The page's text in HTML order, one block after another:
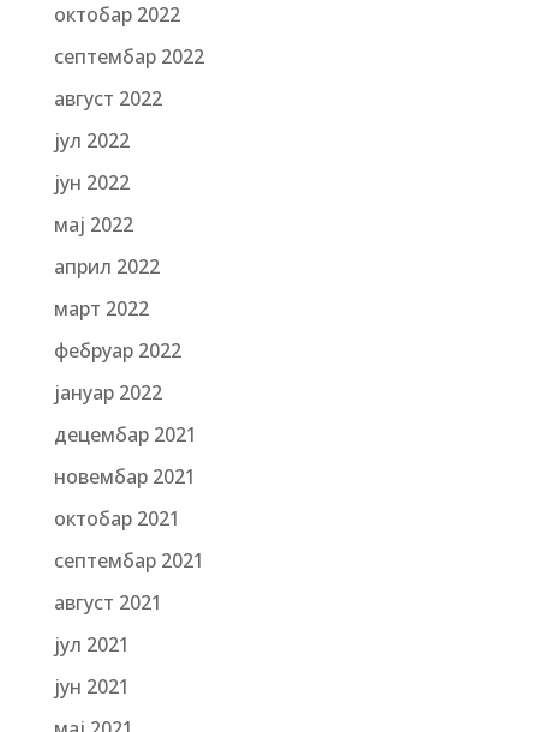
октобар 2022
септембар 2022
август 2022
јул 2022
јун 2022
мај 2022
април 2022
март 2022
фебруар 2022
јануар 2022
децембар 2021
новембар 2021
октобар 2021
септембар 2021
август 2021
јул 2021
јун 2021